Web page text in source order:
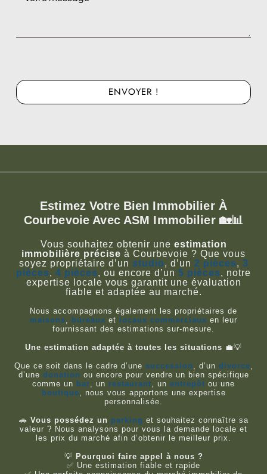
ENVOYER !
Estimez Votre Bien Immobilier À
Courbevoie Avec ASM Immobilier 🏡📊
Vous souhaitez obtenir une estimation
immobilière précise à Courbevoie ? Que vous
soyez propriétaire d’un studio, d’un 2 pièces, 3
pièces, 4 pièces, ou encore d’un 5 pièces, notre
expertise locale vous garantit une évaluation
fiable et adaptée au marché.
Nous accompagnons également les propriétaires de
maisons
bureaux et locaux commerciaux en leur
fournissant des estimations sur-mesure.
Une estimation adaptée à toutes les situations 💼💡
Que ce soit dans le cadre d’une succession , d’un divorce
d’une donation ou encore pour vendre un bien spécifique
comme un bar , un restaurant , un entrepôt ou une
boutique , nous vous apportons une expertise
personnalisée.
🚗 Vous possédez un parking et souhaitez connaître sa
valeur ? Nous analysons pour vous la demande locale et
les prix du marché afin d’obtenir le meilleur prix.
💡 Pourquoi faire appel à nous ?
✅ Une estimation fiable et rapide